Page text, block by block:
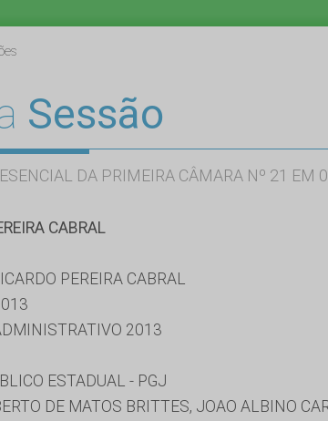
Sessão
DA PRIMEIRA CÂMARA Nº 21
CABRAL
PEREIRA CABRAL
2013
ESTADUAL - PGJ
DE MATOS BRITTES, JOAO ALBINO